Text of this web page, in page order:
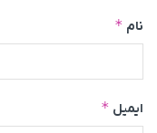
نام *
ایمیل *